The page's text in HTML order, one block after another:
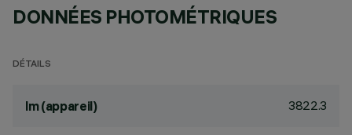
DONNÉES PHOTOMÉTRIQUES
DÉTAILS
lm (appareil) 3822.3